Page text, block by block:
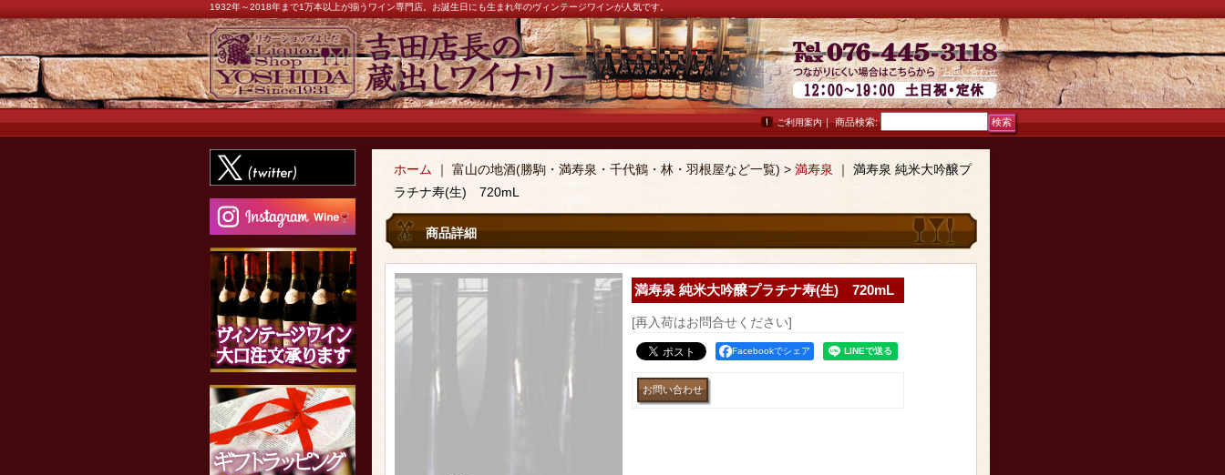
1932年～2018年まで1万本以上が揃うワイン専門店。お誕生日にも生まれ年のヴィンテージワインが人気です。
ご利用案内｜
お問い合わせ
商品検索:
ホーム ｜ 富山の地酒(勝駒・満寿泉・千代鶴・林・羽根屋など一覧) > 満寿泉 ｜ 満寿泉 純米大吟醸プ
ラチナ寿(生) 720mL
商品詳細
満寿泉 純米大吟醸プラチナ寿(生) 720mL
[再入荷はお問合せください]
Facebookでシェア